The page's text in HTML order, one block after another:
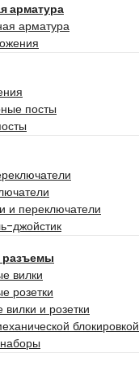
арматура
арматура
посты
и переключатели
джойстик
вилки
розетки
вилки и розетки
блокировкой